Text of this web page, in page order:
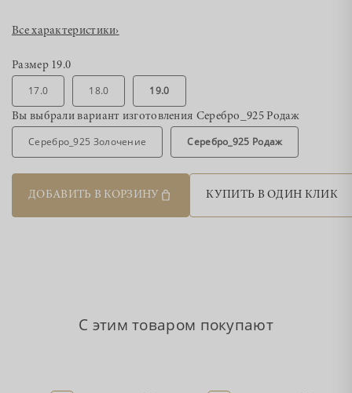
Все характеристики›
Размер 19.0
17.0 18.0 19.0
Вы выбрали вариант изготовления Серебро_925 Родаж
Серебро_925 Золочение Серебро_925 Родаж
ДОБАВИТЬ В КОРЗИНУ КУПИТЬ В ОДИН КЛИК
С этим товаром покупают